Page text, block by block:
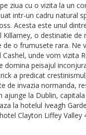
ziua cu o vizita la un
intr-un cadru natural
Acesta este unul
Killarney, o destinatie de
de o frumusete rara. Ne
unde vom vizita
domina peisajul
a predicat
de invazia normanda,
ajunge la Dublin,
la hotelul Iveagh
Clayton Liffey Valley